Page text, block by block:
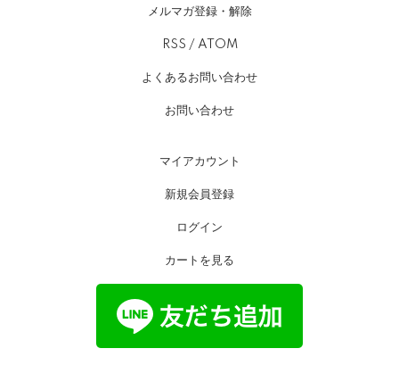
メルマガ登録・解除
RSS / ATOM
よくあるお問い合わせ
お問い合わせ
マイアカウント
新規会員登録
ログイン
カートを見る